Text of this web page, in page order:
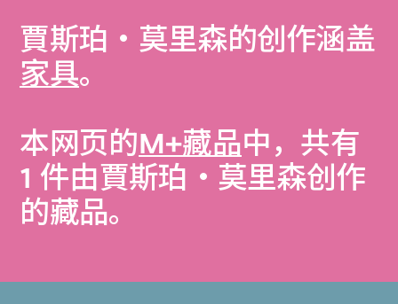
賈斯珀‧莫里森的创作涵盖
家具。
本网页的M+藏品中，共有
1 件由賈斯珀‧莫里森创作
的藏品。